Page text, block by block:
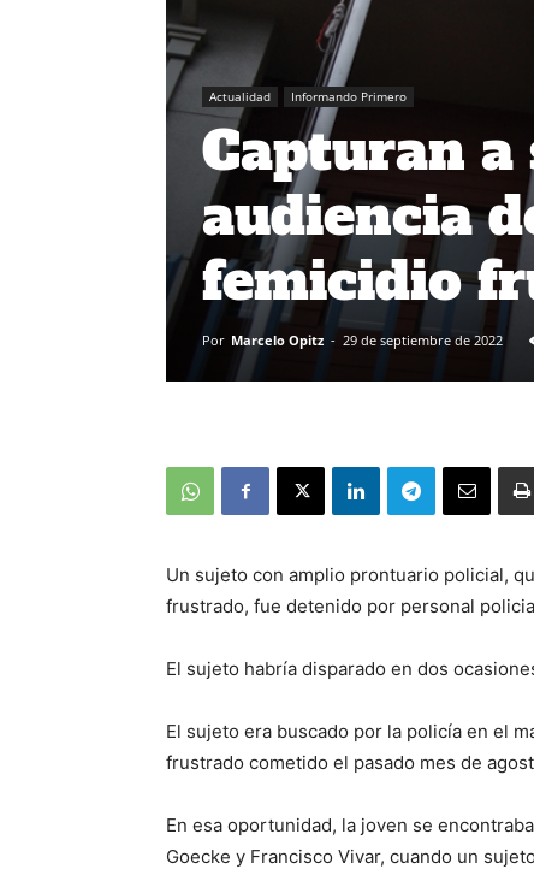
Actualidad Informando Primero
Capturan a
audiencia
femicidio
Por Marcelo Opitz - 29 de septiembre de 2022
Un sujeto con amplio prontuario policial,
frustrado, fue detenido por personal
El sujeto habría disparado en dos
El sujeto era buscado por la policía en el
frustrado cometido el pasado mes de
En esa oportunidad, la joven se
Goecke y Francisco Vivar, cuando un